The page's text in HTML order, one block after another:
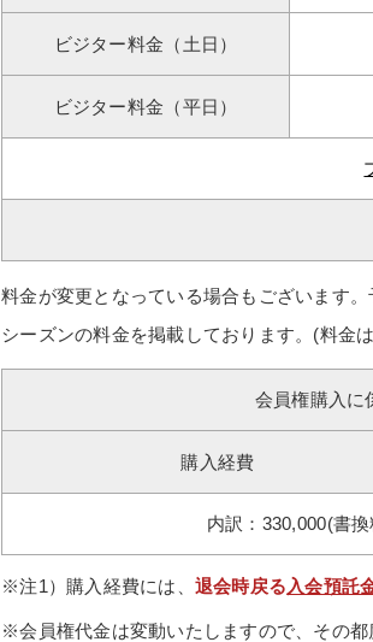
ビジター料金（土日）
ビジター料金（平日）
料金が変更となっている場合もございます
シーズンの料金を掲載しております。(料金
会員権購入に
購入経費
内訳：330,000(書
※注1）購入経費には、 退会時戻る 入会預託
※会員権代金は変動いたしますので、その都